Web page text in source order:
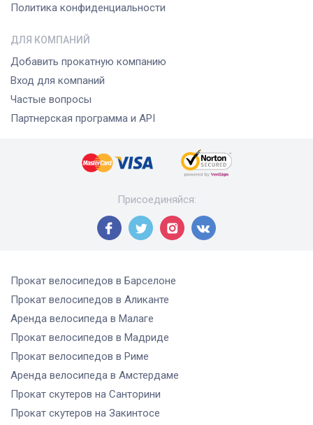
Политика конфиденциальности
ДЛЯ КОМПАНИЙ
Добавить прокатную компанию
Вход для компаний
Частые вопросы
Партнерская программа и API
Присоединяйся:
Прокат велосипедов в Барселоне
Прокат велосипедов в Аликанте
Аренда велосипеда в Малаге
Прокат велосипедов в Мадриде
Прокат велосипедов в Риме
Аренда велосипеда в Амстердаме
Прокат скутеров на Санторини
Прокат скутеров на Закинтосе